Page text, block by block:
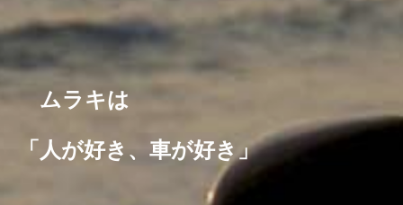
ムラキは
「人が好き、車が好き」